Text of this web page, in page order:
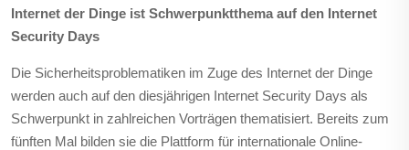
Internet der Dinge ist Schwerpunktthema auf den Internet
Security Days
Die Sicherheitsproblematiken im Zuge des Internet der Dinge
werden auch auf den diesjährigen Internet Security Days als
Schwerpunkt in zahlreichen Vorträgen thematisiert. Bereits zum
fünften Mal bilden sie die Plattform für internationale Online-